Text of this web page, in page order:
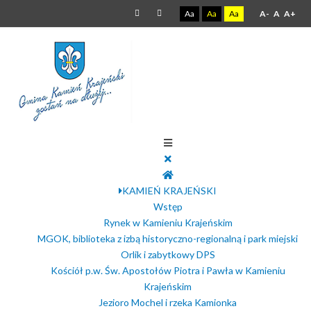
Aa Aa Aa A- A A+
KAMIEŃ KRAJEŃSKI
Wstęp
Rynek w Kamieniu Krajeńskim
MGOK, biblioteka z izbą historyczno-regionalną i park miejski
Orlik i zabytkowy DPS
Kościół p.w. Św. Apostołów Piotra i Pawła w Kamieniu
Krajeńskim
Jezioro Mochel i rzeka Kamionka